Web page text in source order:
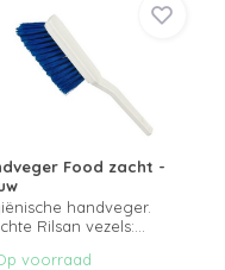
Food zacht -
handveger.
Rilsan vezels:...
voorraad